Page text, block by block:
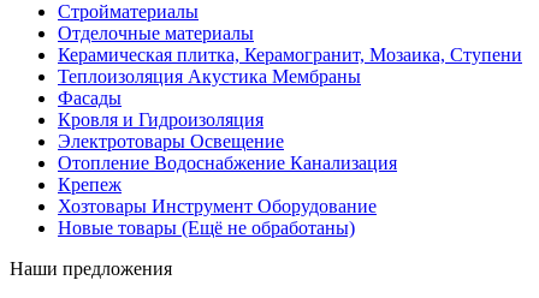
Стройматериалы
Отделочные материалы
Керамическая плитка, Керамогранит, Мозаика, Ступени
Теплоизоляция Акустика Мембраны
Фасады
Кровля и Гидроизоляция
Электротовары Освещение
Отопление Водоснабжение Канализация
Крепеж
Хозтовары Инструмент Оборудование
Новые товары (Ещё не обработаны)
Наши предложения